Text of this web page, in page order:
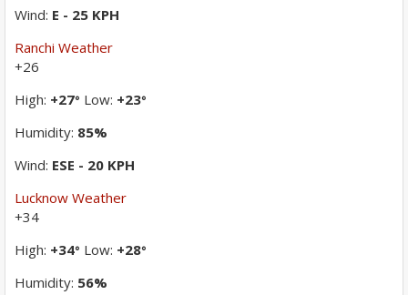
Wind: E - 25 KPH
Ranchi Weather
+26
High: +27° Low: +23°
Humidity: 85%
Wind: ESE - 20 KPH
Lucknow Weather
+34
High: +34° Low: +28°
Humidity: 56%